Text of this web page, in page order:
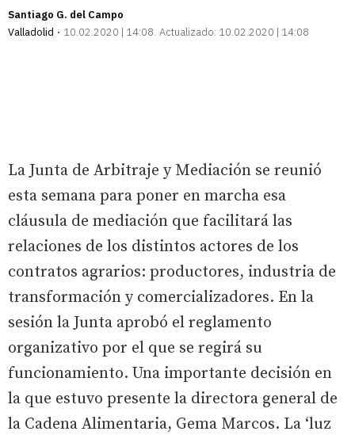
Santiago G. del Campo
Valladolid
10.02.2020 | 14:08 Actualizado: 10.02.2020 | 14:08
La Junta de Arbitraje y Mediación se reunió
esta semana para poner en marcha esa
cláusula de mediación que facilitará las
relaciones de los distintos actores de los
contratos agrarios: productores, industria de
transformación y comercializadores. En la
sesión la Junta aprobó el reglamento
organizativo por el que se regirá su
funcionamiento. Una importante decisión en
la que estuvo presente la directora general de
la Cadena Alimentaria, Gema Marcos. La ‘luz